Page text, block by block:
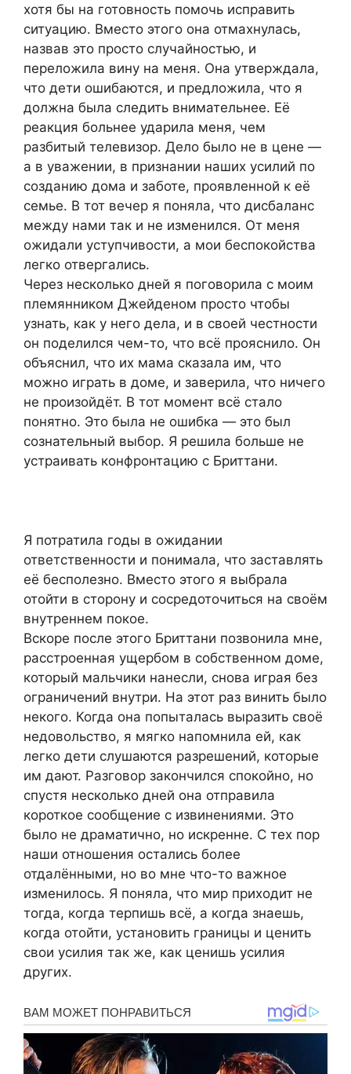
хотя бы на готовность помочь исправить
ситуацию. Вместо этого она отмахнулась,
назвав это просто случайностью, и
переложила вину на меня. Она утверждала,
что дети ошибаются, и предложила, что я
должна была следить внимательнее. Её
реакция больнее ударила меня, чем
разбитый телевизор. Дело было не в цене —
а в уважении, в признании наших усилий по
созданию дома и заботе, проявленной к её
семье. В тот вечер я поняла, что дисбаланс
между нами так и не изменился. От меня
ожидали уступчивости, а мои беспокойства
легко отвергались.
Через несколько дней я поговорила с моим
племянником Джейденом просто чтобы
узнать, как у него дела, и в своей честности
он поделился чем-то, что всё прояснило. Он
объяснил, что их мама сказала им, что
можно играть в доме, и заверила, что ничего
не произойдёт. В тот момент всё стало
понятно. Это была не ошибка — это был
сознательный выбор. Я решила больше не
устраивать конфронтацию с Бриттани.
Я потратила годы в ожидании
ответственности и понимала, что заставлять
её бесполезно. Вместо этого я выбрала
отойти в сторону и сосредоточиться на своём
внутреннем покое.
Вскоре после этого Бриттани позвонила мне,
расстроенная ущербом в собственном доме,
который мальчики нанесли, снова играя без
ограничений внутри. На этот раз винить было
некого. Когда она попыталась выразить своё
недовольство, я мягко напомнила ей, как
легко дети слушаются разрешений, которые
им дают. Разговор закончился спокойно, но
спустя несколько дней она отправила
короткое сообщение с извинениями. Это
было не драматично, но искренне. С тех пор
наши отношения остались более
отдалёнными, но во мне что-то важное
изменилось. Я поняла, что мир приходит не
тогда, когда терпишь всё, а когда знаешь,
когда отойти, установить границы и ценить
свои усилия так же, как ценишь усилия
других.